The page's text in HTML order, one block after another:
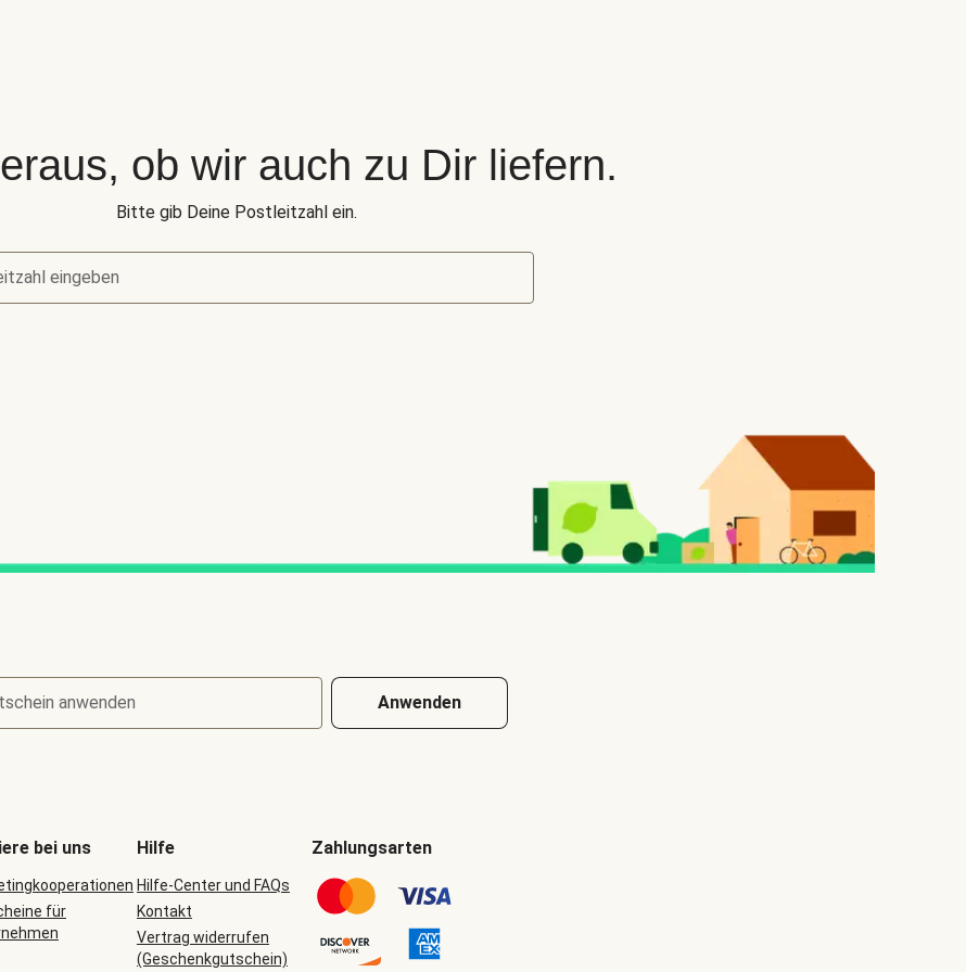
ob wir auch zu Dir liefern.
Bitte gib Deine Postleitzahl ein.
eingeben
anwenden Anwenden
bei uns
für
Hilfe
Hilfe-Center und FAQs
Kontakt
Vertrag widerrufen
(Geschenkgutschein)
Zahlungsarten